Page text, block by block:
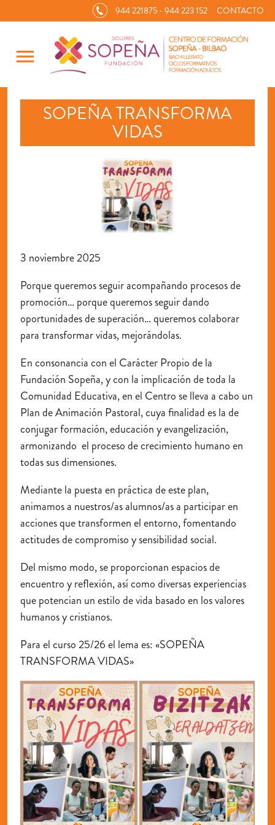
944 221875 - 944 223 152 CONTACTO
menu
SOPEÑA TRANSFORMA
VIDAS
3 noviembre 2025
Porque queremos seguir acompañando procesos de
promoción… porque queremos seguir dando
oportunidades de superación… queremos colaborar
para transformar vidas, mejorándolas.
En consonancia con el Carácter Propio de la
Fundación Sopeña, y con la implicación de toda la
Comunidad Educativa, en el Centro se lleva a cabo un
Plan de Animación Pastoral, cuya finalidad es la de
conjugar formación, educación y evangelización,
armonizando el proceso de crecimiento humano en
todas sus dimensiones.
Mediante la puesta en práctica de este plan,
animamos a nuestros/as alumnos/as a participar en
acciones que transformen el entorno, fomentando
actitudes de compromiso y sensibilidad social.
Del mismo modo, se proporcionan espacios de
encuentro y reflexión, así como diversas experiencias
que potencian un estilo de vida basado en los valores
humanos y cristianos.
Para el curso 25/26 el lema es: «SOPEÑA
TRANSFORMA VIDAS»